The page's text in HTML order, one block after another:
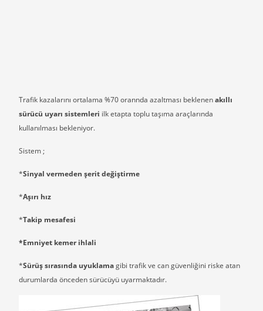
Trafik kazalarını ortalama %70 orannda azaltması beklenenakıllı
sürücü uyarı sistemleri ilk etapta toplu taşıma araçlarında
kullanılması bekleniyor.
Sistem ;
*Sinyal vermeden şerit değiştirme
*Aşırı hız
*Takip mesafesi
*Emniyet kemer ihlali
*Sürüş sırasında uyuklamagibi trafik ve can güvenliğini riske atan
durumlarda önceden sürücüyü uyarmaktadır.